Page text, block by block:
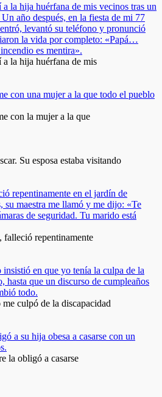
la hija huérfana de mis vecinos tras un
año después, en la fiesta de mi 77
levantó su teléfono y pronunció
la vida por completo: «Papá…
es mentira».
la hija huérfana de mis
con una mujer a la que todo el pueblo
con la mujer a la que
Su esposa estaba visitando
repentinamente en el jardín de
su maestra me llamó y me dijo: «Te
de seguridad. Tu marido está
repentinamente
en que yo tenía la culpa de la
hasta que un discurso de cumpleaños
todo.
culpó de la discapacidad
a su hija obesa a casarse con un
la obligó a casarse